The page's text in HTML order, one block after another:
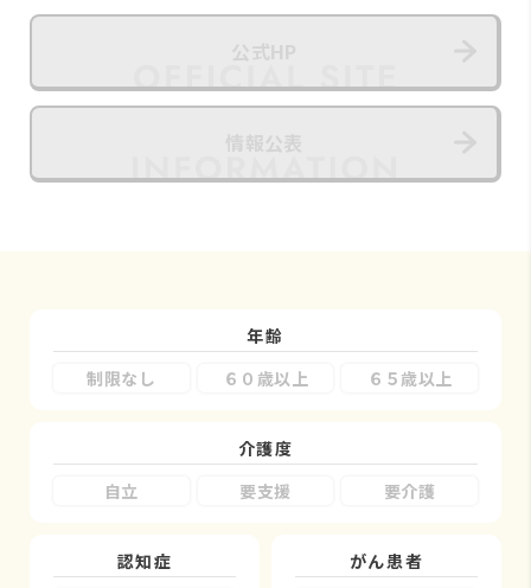
年齢
制限なし
６０歳以上 ６５歳以上
介護度
自立
要支援 要介護
認知症
がん患者